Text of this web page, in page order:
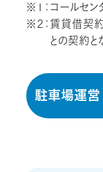
※１：コールセ
※２：賃貸借契
との契約と
駐車場運営